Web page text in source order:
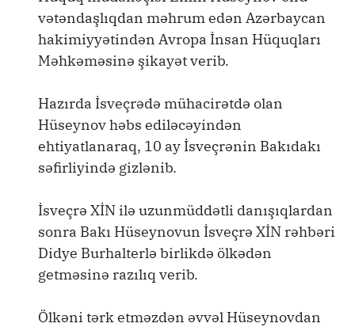
vətəndaşlıqdan məhrum edən Azərbaycan
hakimiyyətindən Avropa İnsan Hüquqları
Məhkəməsinə şikayət verib.
Hazırda İsveçrədə mühacirətdə olan
Hüseynov həbs ediləcəyindən
ehtiyatlanaraq, 10 ay İsveçrənin Bakıdakı
səfirliyində gizlənib.
İsveçrə XİN ilə uzunmüddətli danışıqlardan
sonra Bakı Hüseynovun İsveçrə XİN rəhbəri
Didye Burhalterlə birlikdə ölkədən
getməsinə razılıq verib.
Ölkəni tərk etməzdən əvvəl Hüseynovdan